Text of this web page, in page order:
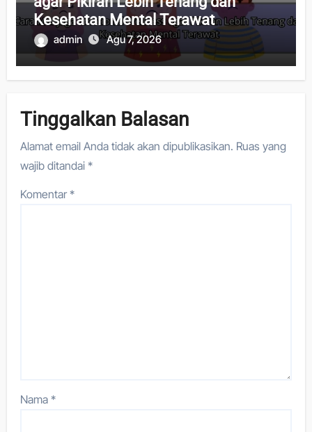
Kesehatan Mental Terawat
admin Agu 7, 2026
Tinggalkan Balasan
Alamat email Anda tidak akan dipublikasikan. Ruas yang
wajib ditandai*
Komentar*
Nama*